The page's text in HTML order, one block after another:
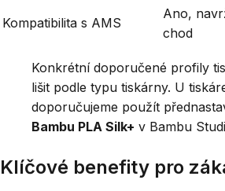
Kompatibilita s AMS
Ano,
chod
Konkrétní doporučené profily
lišit podle typu tiskárny. U
doporučujeme použít
Bambu PLA Silk+ v Bambu
Klíčové benefity pro